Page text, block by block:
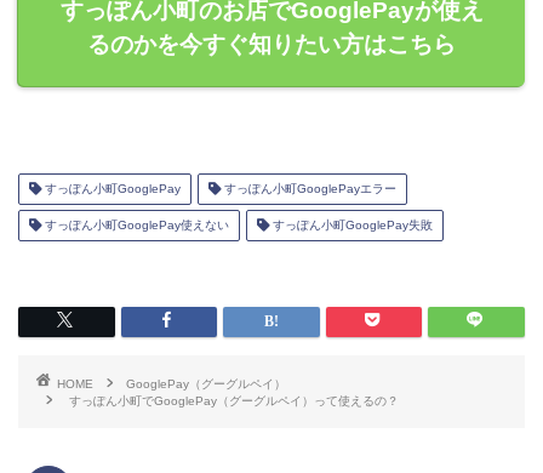
すっぽん小町のお店でGooglePayが使え
るのかを今すぐ知りたい方はこちら
すっぽん小町GooglePay すっぽん小町GooglePayエラー
すっぽん小町GooglePay使えない すっぽん小町GooglePay失敗
HOME
GooglePay（グーグルペイ）
すっぽん小町でGooglePay（グーグルペイ）って使えるの？